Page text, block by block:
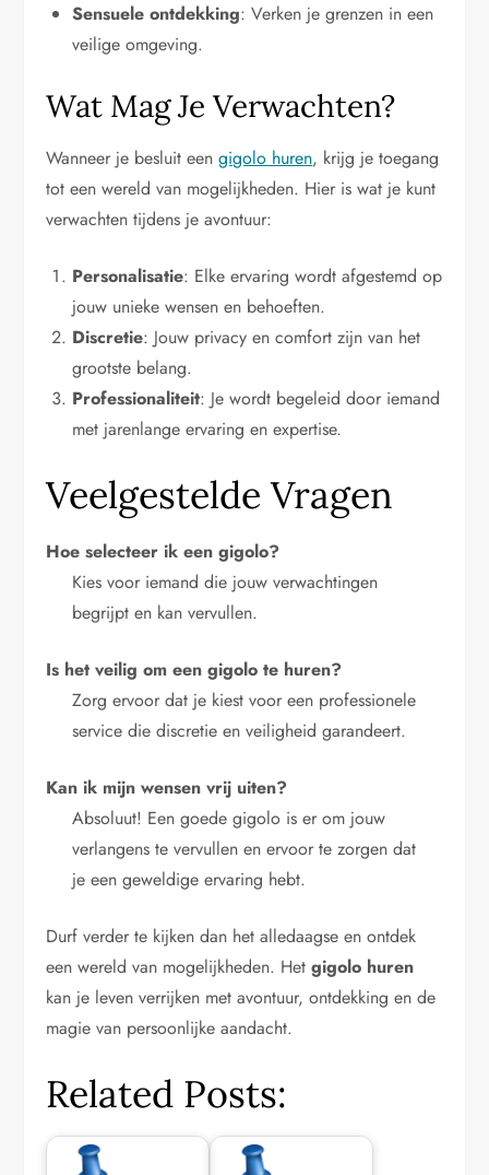
Sensuele ontdekking: Verken je grenzen in een
veilige omgeving.
Wat Mag Je Verwachten?
Wanneer je besluit eengigolo huren, krijg je toegang
tot een wereld van mogelijkheden. Hier is wat je kunt
verwachten tijdens je avontuur:
Personalisatie: Elke ervaring wordt afgestemd op
jouw unieke wensen en behoeften.
Discretie: Jouw privacy en comfort zijn van het
grootste belang.
Professionaliteit: Je wordt begeleid door iemand
met jarenlange ervaring en expertise.
Veelgestelde Vragen
Hoe selecteer ik een gigolo?
Kies voor iemand die jouw verwachtingen
begrijpt en kan vervullen.
Is het veilig om een gigolo te huren?
Zorg ervoor dat je kiest voor een professionele
service die discretie en veiligheid garandeert.
Kan ik mijn wensen vrij uiten?
Absoluut! Een goede gigolo is er om jouw
verlangens te vervullen en ervoor te zorgen dat
je een geweldige ervaring hebt.
Durf verder te kijken dan het alledaagse en ontdek
een wereld van mogelijkheden. Hetgigolo huren
kan je leven verrijken met avontuur, ontdekking en de
magie van persoonlijke aandacht.
Related Posts: